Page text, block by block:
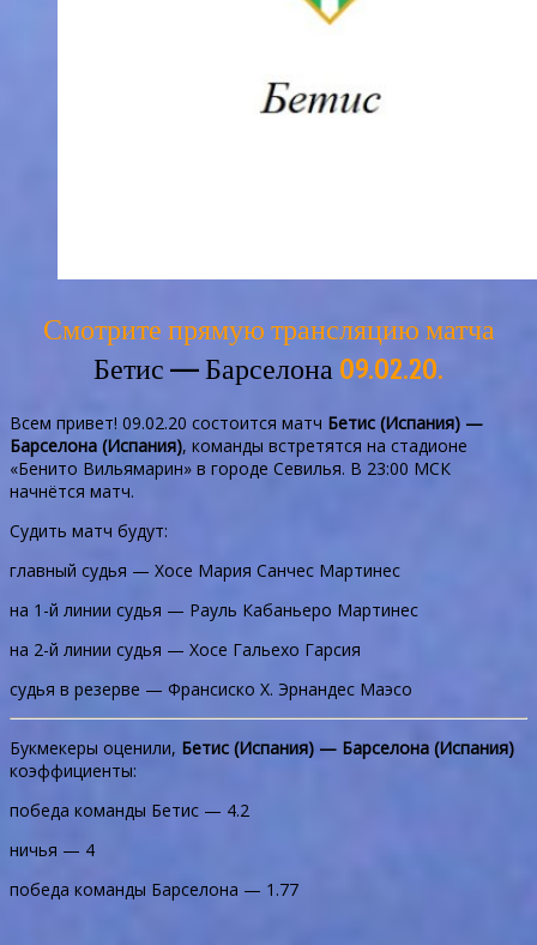
Смотрите прямую трансляцию матча
Бетис — Барселона09.02.20.
Всем привет! 09.02.20 состоится матч Бетис (Испания) —
Барселона (Испания), команды встретятся на стадионе
«Бенито Вильямарин» в городе Севилья. В 23:00 МСК
начнётся матч.
Судить матч будут:
главный судья — Хосе Мария Санчес Мартинес
на 1-й линии судья — Рауль Кабаньеро Мартинес
на 2-й линии судья — Хосе Гальехо Гарсия
судья в резерве — Франсиско Х. Эрнандес Маэсо
Букмекеры оценили, Бетис (Испания) — Барселона (Испания)
коэффициенты:
победа команды Бетис — 4.2
ничья — 4
победа команды Барселона — 1.77